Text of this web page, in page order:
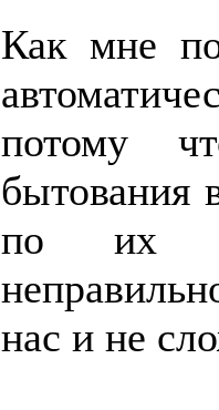
Как мне
потому
бытования
по их
нас и не